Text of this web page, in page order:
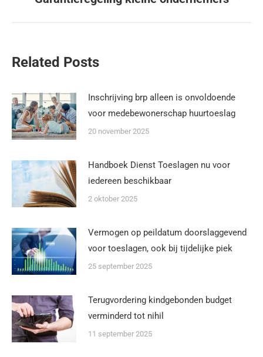
Related Posts
Inschrijving brp alleen is onvoldoende
voor medebewonerschap huurtoeslag
20 november 2025
Handboek Dienst Toeslagen nu voor
iedereen beschikbaar
2 oktober 2025
Vermogen op peildatum doorslaggevend
voor toeslagen, ook bij tijdelijke piek
25 september 2025
Terugvordering kindgebonden budget
verminderd tot nihil
11 september 2025